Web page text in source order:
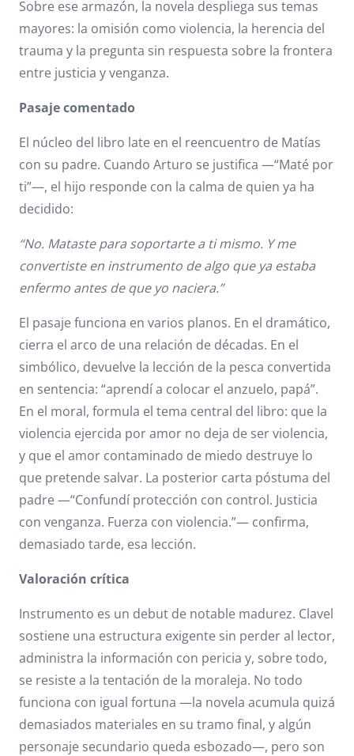
Sobre ese armazón, la novela despliega sus temas
mayores: la omisión como violencia, la herencia del
trauma y la pregunta sin respuesta sobre la frontera
entre justicia y venganza.
Pasaje comentado
El núcleo del libro late en el reencuentro de Matías
con su padre. Cuando Arturo se justifica —“Maté por
ti”—, el hijo responde con la calma de quien ya ha
decidido:
“No. Mataste para soportarte a ti mismo. Y me
convertiste en instrumento de algo que ya estaba
enfermo antes de que yo naciera.”
El pasaje funciona en varios planos. En el dramático,
cierra el arco de una relación de décadas. En el
simbólico, devuelve la lección de la pesca convertida
en sentencia: “aprendí a colocar el anzuelo, papá”.
En el moral, formula el tema central del libro: que la
violencia ejercida por amor no deja de ser violencia,
y que el amor contaminado de miedo destruye lo
que pretende salvar. La posterior carta póstuma del
padre —“Confundí protección con control. Justicia
con venganza. Fuerza con violencia.”— confirma,
demasiado tarde, esa lección.
Valoración crítica
Instrumento es un debut de notable madurez. Clavel
sostiene una estructura exigente sin perder al lector,
administra la información con pericia y, sobre todo,
se resiste a la tentación de la moraleja. No todo
funciona con igual fortuna —la novela acumula quizá
demasiados materiales en su tramo final, y algún
personaje secundario queda esbozado—, pero son